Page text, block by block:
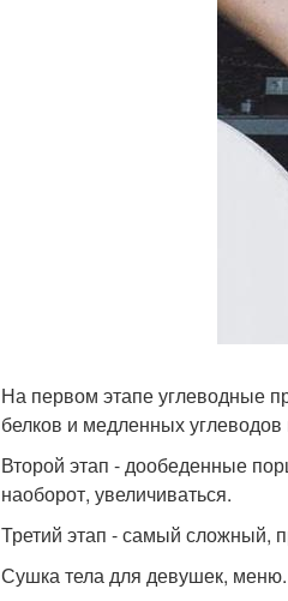
На первом этапе углеводные
белков и медленных
Второй этап - дообеденные
наоборот, увеличиваться.
Третий этап - самый сложный,
Сушка тела для девушек, меню.